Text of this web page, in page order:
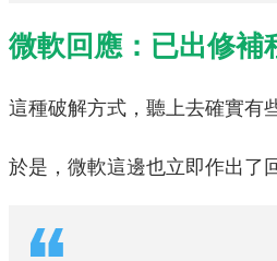
微軟回應：已出修補
這種破解方式，聽上去確實有
於是，微軟這邊也立即作出了